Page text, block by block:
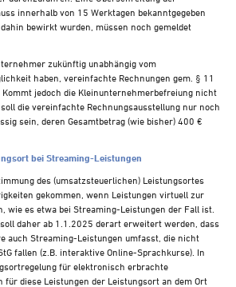
innerhalb von 15 Werktagen bekanntgegeben
bewirkt wurden, müssen noch gemeldet
zukünftig unabhängig vom
haben, vereinfachte Rechnungen gem. § 11
Kommt jedoch die Kleinunternehmerbefreiung nicht
die vereinfachte Rechnungsausstellung nur noch
sein, deren Gesamtbetrag (wie bisher) 400 €
bei Streaming-Leistungen
des (umsatzsteuerlichen) Leistungsortes
gekommen, wenn Leistungen virtuell zur
wie es etwa bei Streaming-Leistungen der Fall ist.
daher ab 1.1.2025 derart erweitert werden, dass
auch Streaming-Leistungen umfasst, die nicht
fallen (z.B. interaktive Online-Sprachkurse). In
für elektronisch erbrachte
für diese Leistungen der Leistungsort an dem Ort